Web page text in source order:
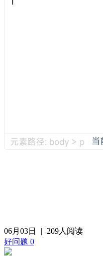
06月03日 | 209人阅读
好问题 0